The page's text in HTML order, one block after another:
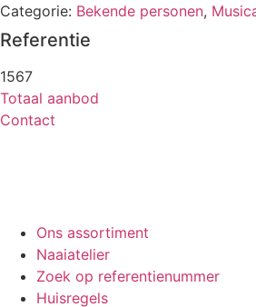
Categorie: Bekende personen,
Referentie
1567
Totaal aanbod
Contact
Ons assortiment
Naaiatelier
Zoek op referentienummer
Huisregels